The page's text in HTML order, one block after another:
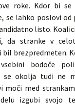
roke. Kdor bi
se lahko poslovi od
listo.
da stranke v
bil brezpredmeten.
bodoče
se okolja tudi ne
moči med
izgubi svojo